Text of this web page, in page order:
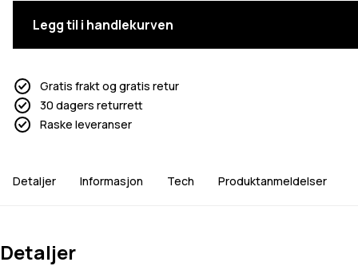
Legg til i handlekurven
Gratis frakt og gratis retur
30 dagers returrett
Raske leveranser
Detaljer Informasjon Tech Produktanmeldelser
Detaljer